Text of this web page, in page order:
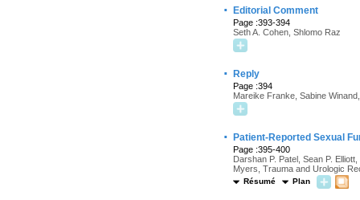
· Editorial Comment
Page :393-394
Seth A. Cohen, Shlomo Raz
· Reply
Page :394
Mareike Franke, Sabine
· Patient-Reported Sexual
Page :395-400
Darshan P. Patel, Sean P.
Myers, Trauma and Urologic
Résumé Plan